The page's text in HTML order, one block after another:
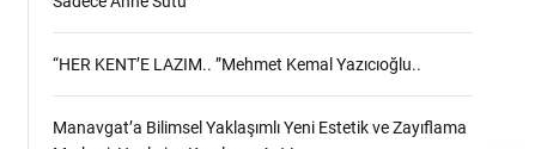
“HER KENT’E LAZIM.. ”Mehmet Kemal Yazıcıoğlu..
Manavgat’a Bilimsel Yaklaşımlı Yeni Estetik ve Zayıflama